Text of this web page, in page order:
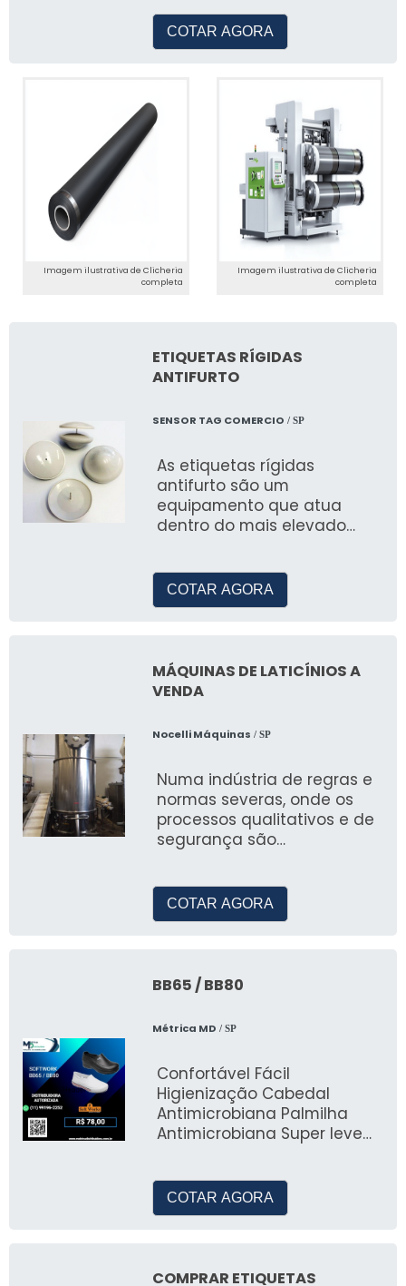
COTAR AGORA
Imagem ilustrativa de Clicheria
completa
Imagem ilustrativa de Clicheria
completa
ETIQUETAS RÍGIDAS
ANTIFURTO
SENSOR TAG COMERCIO / SP
As etiquetas rígidas
antifurto são um
equipamento que atua
dentro do mais elevado
segurança necessária para
COTAR AGORA
MÁQUINAS DE LATICÍNIOS A
VENDA
Nocelli Máquinas / SP
Numa indústria de regras e
normas severas, onde os
processos qualitativos e de
segurança são
COTAR AGORA
BB65 / BB80
Métrica MD / SP
Confortável Fácil
Higienização Cabedal
Antimicrobiana Palmilha
Antimicrobiana Super leve
COTAR AGORA
COMPRAR ETIQUETAS